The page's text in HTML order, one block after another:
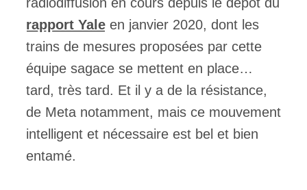
rapport Yale en janvier 2020, dont les
trains de mesures proposées par cette
équipe sagace se mettent en place…
tard, très tard. Et il y a de la résistance,
de Meta notamment, mais ce mouvement
intelligent et nécessaire est bel et bien
entamé.